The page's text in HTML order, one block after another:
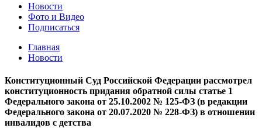
Новости
Фото и Видео
Подписаться
Главная
Новости
Конституционный Суд Российской Федерации рассмотрел
конституционность придания обратной силы статье 1
Федерального закона от 25.10.2002 № 125-ФЗ (в редакции
Федерального закона от 20.07.2020 № 228-ФЗ) в отношении
инвалидов с детства